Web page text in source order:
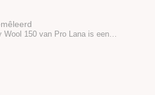
Wool 150 van Pro Lana is een…